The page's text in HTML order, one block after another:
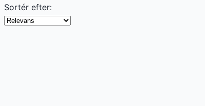
Sortér efter: